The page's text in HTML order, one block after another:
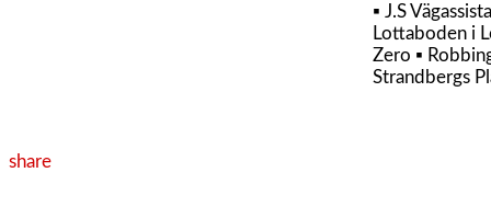
▪ J.S
Lottaboden i
Zero ▪
Strandbergs
share